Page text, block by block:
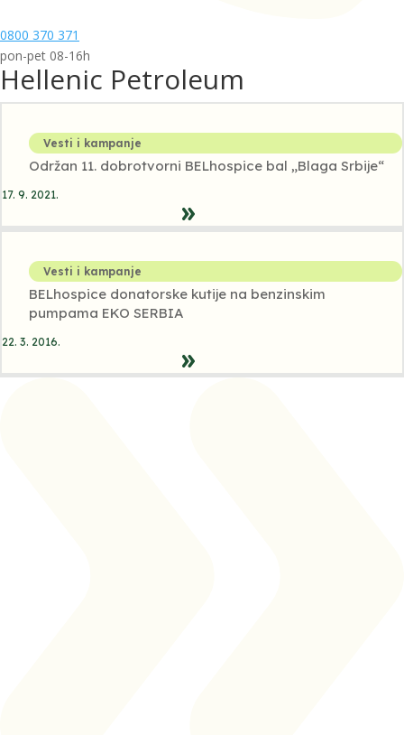
0800 370 371
pon-pet 08-16h
Hellenic Petroleum
Vesti i kampanje
Održan 11. dobrotvorni BELhospice bal „Blaga Srbije“
17. 9. 2021.
Vesti i kampanje
BELhospice donatorske kutije na benzinskim
pumpama EKO SERBIA
22. 3. 2016.